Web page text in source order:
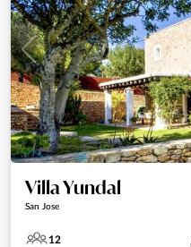
Villa Yundal
San Jose
12